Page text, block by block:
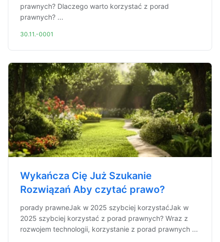
prawnych? Dlaczego warto korzystać z porad
prawnych? ...
30.11.-0001
Wykańcza Cię Już Szukanie
Rozwiązań Aby czytać prawo?
porady prawneJak w 2025 szybciej korzystaćJak w
2025 szybciej korzystać z porad prawnych? Wraz z
rozwojem technologii, korzystanie z porad prawnych ...